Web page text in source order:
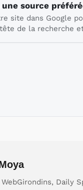
source
site dans Google
de la recherche
WebGirondins, Daily